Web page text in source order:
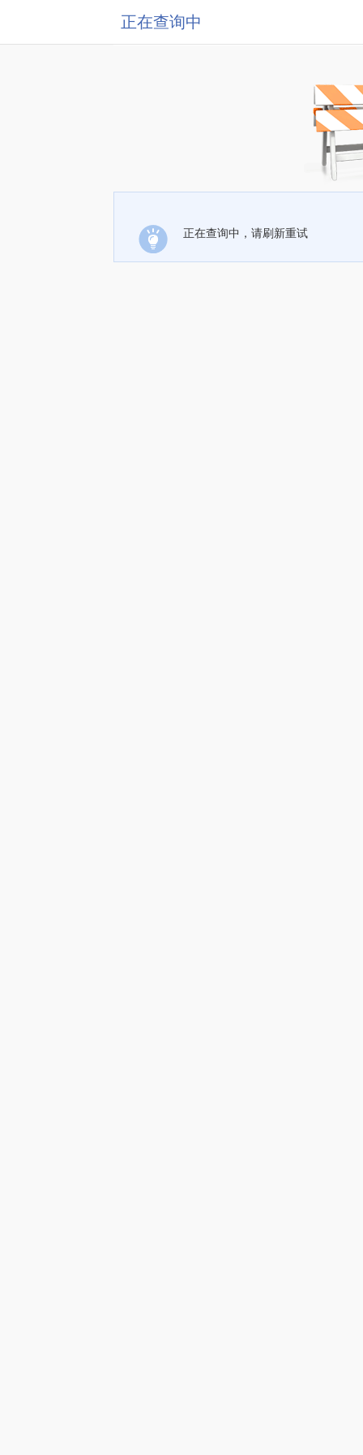
正在查询中
正在查询中，请刷新重试